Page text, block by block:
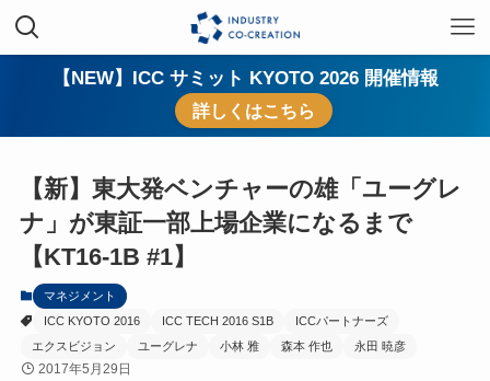
【NEW】ICC サミット KYOTO 2026 開催情報
詳しくはこちら
【新】東大発ベンチャーの雄「ユーグレ
ナ」が東証一部上場企業になるまで
【KT16-1B #1】
マネジメント
ICC KYOTO 2016
ICC TECH 2016 S1B
ICCパートナーズ
エクスビジョン
ユーグレナ 小林 雅 森本 作也 永田 暁彦
2017年5月29日